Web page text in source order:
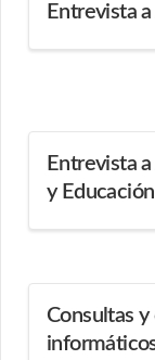
Entrevista
Entrevista
y
Consultas y